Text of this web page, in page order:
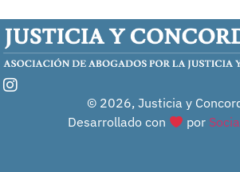
© 2026, Justicia y
Desarrollado con
por